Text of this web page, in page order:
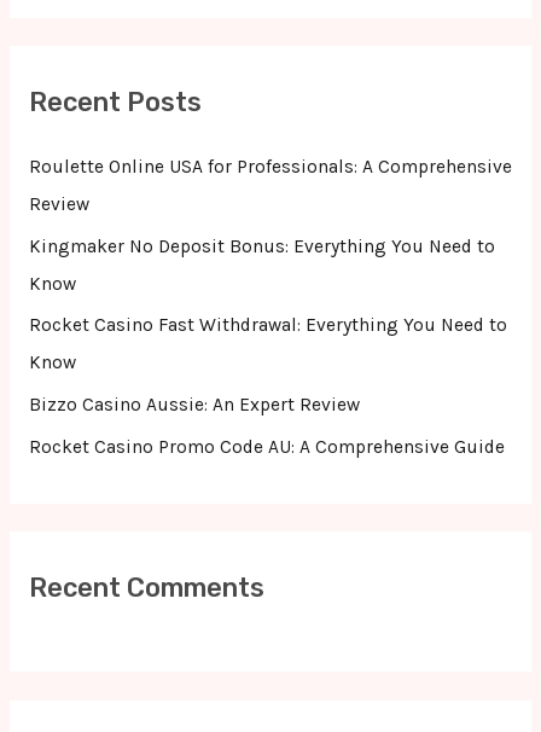
f
o
Recent Posts
Roulette Online USA for Professionals: A Comprehensive
Review
Kingmaker No Deposit Bonus: Everything You Need to
Know
Rocket Casino Fast Withdrawal: Everything You Need to
Know
Bizzo Casino Aussie: An Expert Review
Rocket Casino Promo Code AU: A Comprehensive Guide
Recent Comments